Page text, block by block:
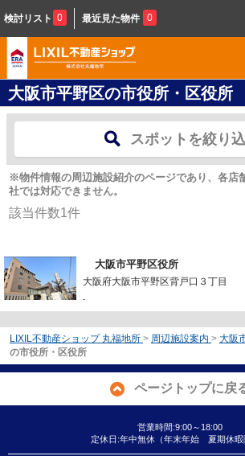
検討リスト 0 最近見た物件 0
大阪市平野区の市役所・区役所
スポットを絞り
※物件情報の周辺施設紹介のページであり、各店
社では対応できません。
該当件数1件
大阪市平野区役所
大阪府大阪市平野区背戸口３丁目
-
LIXIL不動産ショップ 丸福地所 > 周辺施設案内 > 大阪
の市役所・区役所
ページトップに戻
営業時間:9:00～18:00
定休日:年中無休（年末年始 夏期休暇